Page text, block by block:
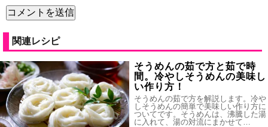
関連レシピ
そうめんの茹で方と茹で時
間。冷やしそうめんの美味し
い作り方！
そうめんの茹で方を解説します。冷や
しそうめんの簡単で美味しい作り方に
ついてです。そうめんは、沸騰した湯
に入れて、湯の対流にまかせて…